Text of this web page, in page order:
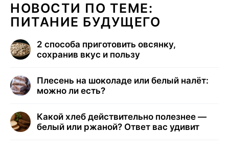
НОВОСТИ ПО ТЕМЕ:
ПИТАНИЕ БУДУЩЕГО
2 способа приготовить овсянку,
сохранив вкус и пользу
Плесень на шоколаде или белый налёт:
можно ли есть?
Какой хлеб действительно полезнее —
белый или ржаной? Ответ вас удивит